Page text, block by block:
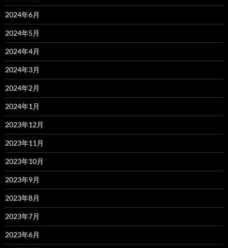
2024年6月
2024年5月
2024年4月
2024年3月
2024年2月
2024年1月
2023年12月
2023年11月
2023年10月
2023年9月
2023年8月
2023年7月
2023年6月